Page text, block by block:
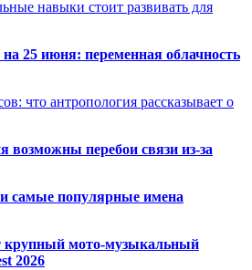
навыки стоит развивать для
25 июня: переменная облачность
что антропология рассказывает о
возможны перебои связи из-за
самые популярные имена
крупный мото-музыкальный
2026